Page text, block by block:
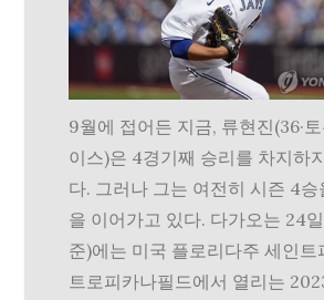
9월에 접어든 지금, 류현진(36·
이스)은 4경기째 승리를 차지하
다. 그러나 그는 여전히 시즌 4승
을 이어가고 있다. 다가오는 24
준)에는 미국 플로리다주 세인트
트로피카나필드에서 열리는